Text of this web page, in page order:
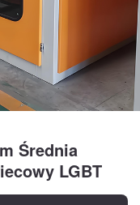
Średnia
LGBT